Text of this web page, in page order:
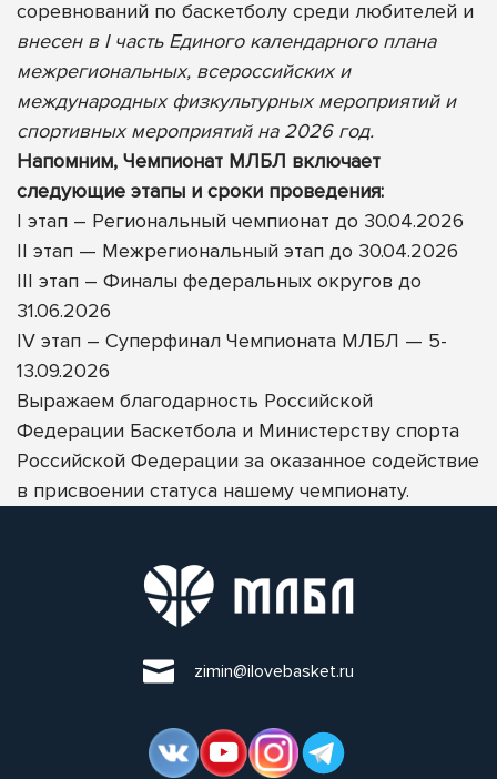
соревнований по баскетболу среди любителей и
внесен в I часть Единого календарного плана
межрегиональных, всероссийских и
международных физкультурных мероприятий и
спортивных мероприятий на 2026 год.
Напомним, Чемпионат МЛБЛ включает
следующие этапы и сроки проведения:
I этап – Региональный чемпионат до 30.04.2026
II этап — Межрегиональный этап до 30.04.2026
III этап – Финалы федеральных округов до
31.06.2026
IV этап – Суперфинал Чемпионата МЛБЛ — 5-
13.09.2026
Выражаем благодарность Российской
Федерации Баскетбола и Министерству спорта
Российской Федерации за оказанное содействие
в присвоении статуса нашему чемпионату.
zimin@ilovebasket.ru